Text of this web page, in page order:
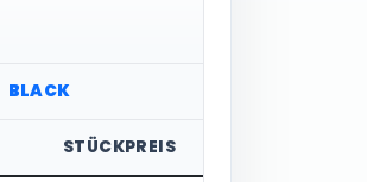
BLACK
STÜCKPREIS